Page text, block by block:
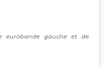
eurobande gauche et de